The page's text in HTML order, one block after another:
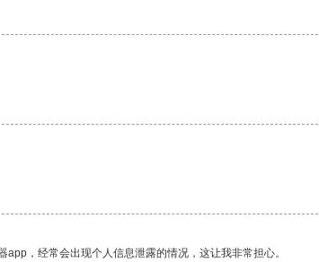
，经常会出现个人信息泄露的情况，这让我非常担心。